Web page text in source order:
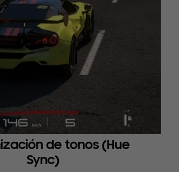
de tonos (Hue
Sync)